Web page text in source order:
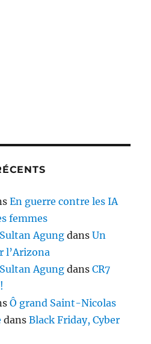
En guerre contre les IA
femmes
Agung dansUn
l’Arizona
Agung dansCR7
Ô grand Saint-Nicolas
dansBlack Friday, Cyber